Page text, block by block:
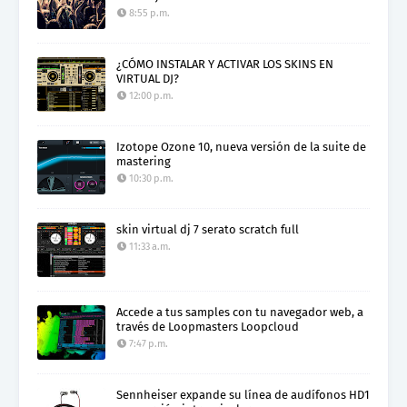
8:55 p.m.
¿CÓMO INSTALAR Y ACTIVAR LOS SKINS EN
VIRTUAL DJ?
12:00 p.m.
Izotope Ozone 10, nueva versión de la suite de
mastering
10:30 p.m.
skin virtual dj 7 serato scratch full
11:33 a.m.
Accede a tus samples con tu navegador web, a
través de Loopmasters Loopcloud
7:47 p.m.
Sennheiser expande su línea de audífonos HD1